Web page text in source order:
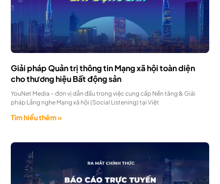
Giải pháp Quản trị thông tin Mạng xã hội toàn diện
cho thương hiệu Bất động sản
YouNet Media – đơn vị dẫn đầu trong việc cung cấp Nền tảng & Giải
pháp Lắng nghe Mạng xã hội (Social Listening) tại Việt
Tìm hiểu thêm »